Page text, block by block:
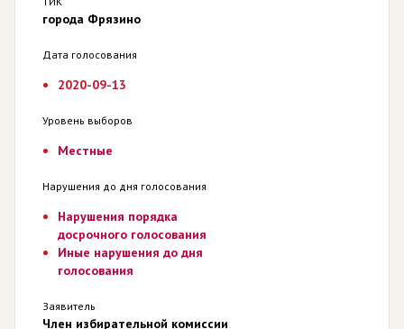
города Фрязино
Дата голосования
2020-09-13
Уровень выборов
Местные
Нарушения до дня голосования
Нарушения порядка
досрочного голосования
Иные нарушения до дня
голосования
Заявитель
Член избирательной комиссии